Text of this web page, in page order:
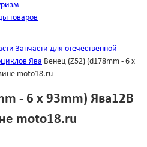
товаров
Запчасти для отечественной
Ява Венец (Z52) (d178mm - 6 x
moto18.ru
- 6 x 93mm) Ява12В
moto18.ru